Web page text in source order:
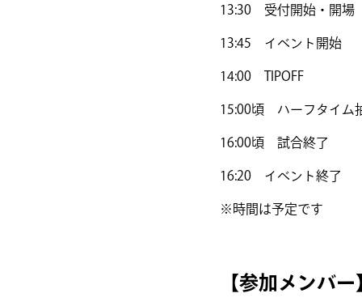
13:30 受付開始・開場
13:45 イベント開始
14:00 TIPOFF
15:00頃 ハーフタイム
16:00頃 試合終了
16:20 イベント終了
※時間は予定です
【参加メンバー